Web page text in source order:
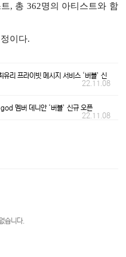
, 총 362명의 아티스트와 함
이다.
리 프라이빗 메시지 서비스 ‘버블’ 신
22.11.08
멤버 데니안 ‘버블’ 신규 오픈
22.11.08
습니다.